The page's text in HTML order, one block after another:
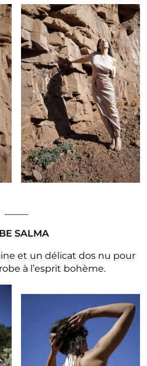
SALMA
et un délicat dos nu pour
à l’esprit bohème.